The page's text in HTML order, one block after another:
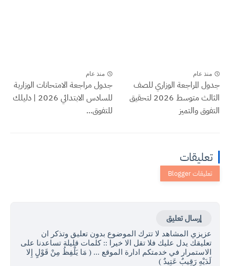
منذ عام
جدول المراجعة الوزاري للصف
الثالث متوسط 2026 لتحقيق
التفوق والتميز
منذ عام
جدول مراجعة الامتحانات الوزارية
للسادس الابتدائي 2026 | دليلك
للتفوق...
تعليقات
إرسال تعليق
عزيزي المشاهد لا تترك الموضوع بدون تعليق وتذكر ان
تعليقك يدل عليك فلا تقل الا خيرا :: كلمات قليلة تساعدنا على
الاستمرار في خدمتكم ادارة الموقع ... ( مَا يَلْفِظُ مِنْ قَوْلٍ إِلا
لَدَيْهِ رَقِيبٌ عَتِيدٌ )